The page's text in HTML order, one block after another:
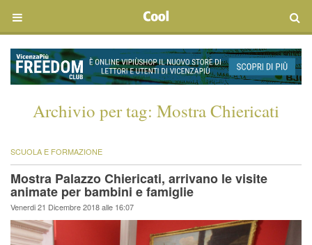
Archivio per tag: Mostra Chiericati
SCUOLA E FORMAZIONE
Mostra Palazzo Chiericati, arrivano le visite
animate per bambini e famiglie
Venerdi 21 Dicembre 2018 alle 16:07